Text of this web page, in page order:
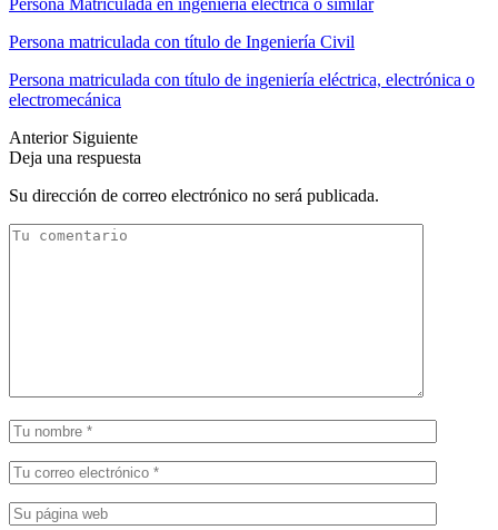
Persona Matriculada en ingeniería eléctrica o similar
Persona matriculada con título de Ingeniería Civil
Persona matriculada con título de ingeniería eléctrica, electrónica o
electromecánica
Anterior Siguiente
Deja una respuesta
Su dirección de correo electrónico no será publicada.